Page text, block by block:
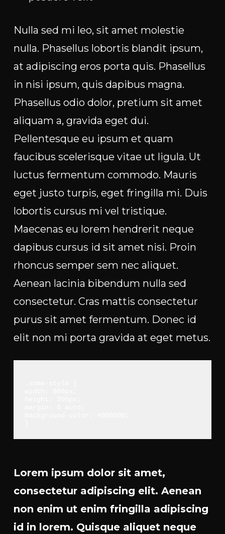
Nulla sed mi leo, sit amet molestie
nulla. Phasellus lobortis blandit ipsum,
at adipiscing eros porta quis. Phasellus
in nisi ipsum, quis dapibus magna.
Phasellus odio dolor, pretium sit amet
aliquam a, gravida eget dui.
Pellentesque eu ipsum et quam
faucibus scelerisque vitae ut ligula. Ut
luctus fermentum commodo. Mauris
eget justo turpis, eget fringilla mi. Duis
lobortis cursus mi vel tristique.
Maecenas eu lorem hendrerit neque
dapibus cursus id sit amet nisi. Proin
rhoncus semper sem nec aliquet.
Aenean lacinia bibendum nulla sed
consectetur. Cras mattis consectetur
purus sit amet fermentum. Donec id
elit non mi porta gravida at eget metus.
Lorem ipsum dolor sit amet,
consectetur adipiscing elit. Aenean
non enim ut enim fringilla adipiscing
id in lorem. Quisque aliquet neque